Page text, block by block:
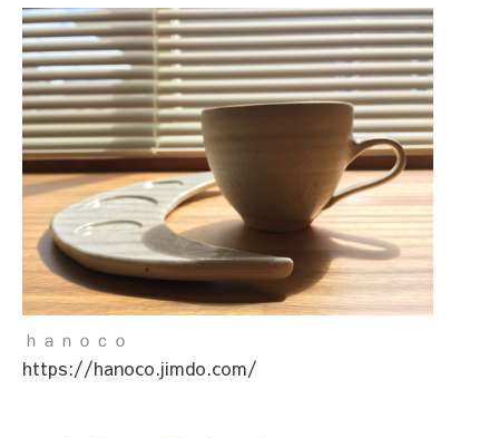
ｈａｎｏｃｏ
https://hanoco.jimdo.com/